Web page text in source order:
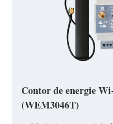
Contor de energie
(WEM3046T)